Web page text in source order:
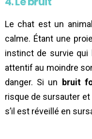
Le chat est un
calme. Étant une
instinct de survie qui
attentif au moindre
danger. Si un
bruit
risque de sursauter et
s’il est réveillé en